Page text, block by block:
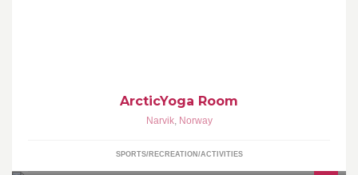
ArcticYoga Room
Narvik, Norway
SPORTS/RECREATION/ACTIVITIES